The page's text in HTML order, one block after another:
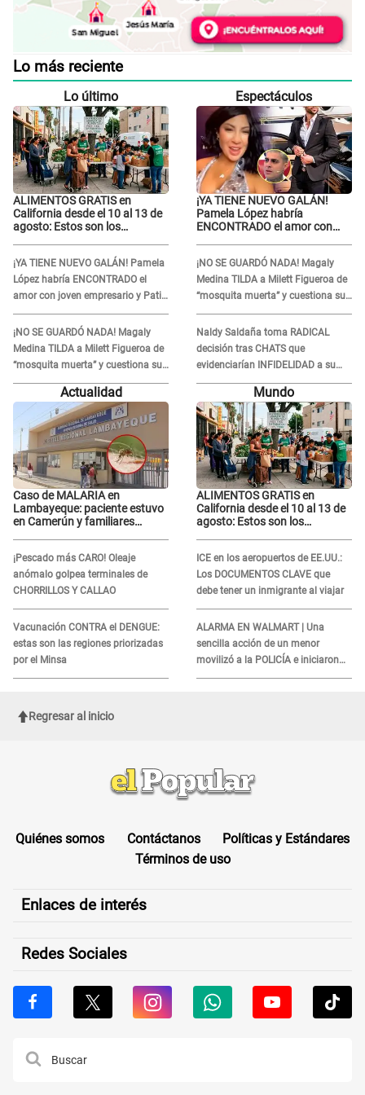
Lo más reciente
Lo último
ALIMENTOS GRATIS en
California desde el 10 al 13 de
agosto: Estos son los
¡YA TIENE NUEVO GALÁN! Pamela
López habría ENCONTRADO el
amor con joven empresario y Pati
Lorena la ECHA en VIVO
¡NO SE GUARDÓ NADA! Magaly
Medina TILDA a Milett Figueroa de
“mosquita muerta” y cuestiona su
RECONCILIACIÓN con Marcelo
Tinelli en TV argentina
Espectáculos
¡YA TIENE NUEVO GALÁN!
Pamela López habría
ENCONTRADO el amor con
¡NO SE GUARDÓ NADA! Magaly
Medina TILDA a Milett Figueroa de
“mosquita muerta” y cuestiona su
RECONCILIACIÓN con Marcelo
Tinelli en TV argentina
Naldy Saldaña toma RADICAL
decisión tras CHATS que
evidenciarían INFIDELIDAD a su
novio con animador de 'La Bella
Luz': "Un día..."
Actualidad
Caso de MALARIA en
Lambayeque: paciente estuvo
en Camerún y familiares
¡Pescado más CARO! Oleaje
anómalo golpea terminales de
CHORRILLOS Y CALLAO
Vacunación CONTRA el DENGUE:
estas son las regiones priorizadas
por el Minsa
Mundo
ALIMENTOS GRATIS en
California desde el 10 al 13 de
agosto: Estos son los
ICE en los aeropuertos de EE.UU.:
Los DOCUMENTOS CLAVE que
debe tener un inmigrante al viajar
ALARMA EN WALMART | Una
sencilla acción de un menor
movilizó a la POLICÍA e iniciaron
una investigación por lo hallado:
Regresar al inicio
Quiénes somos Contáctanos
Políticas y Estándares
Términos de uso
Enlaces de interés
Redes Sociales